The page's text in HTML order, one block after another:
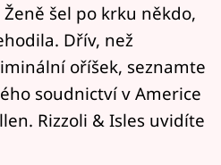
šel po krku někdo,
Dřív, než
oříšek, seznamte
soudnictví v Americe
Rizzoli & Isles uvidíte